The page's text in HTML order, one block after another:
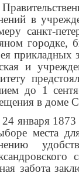
в
санкт-
городке,
прикладных
и
до 1
в доме
24 января
места
забота